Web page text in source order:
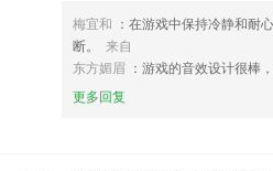
梅宜和 ：在游戏中保持冷静和耐
断。
来自
东方媚眉 ：游戏的音效设计很棒
更多回复